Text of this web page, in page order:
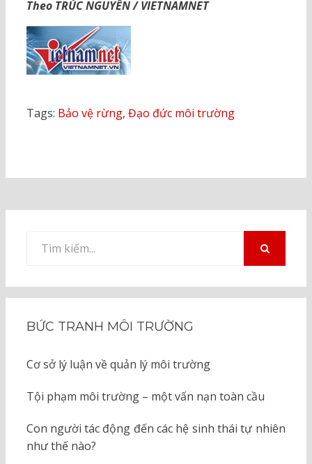
Theo TRÚC NGUYỄN / VIETNAMNET
Tags: Bảo vệ rừng, Đạo đức môi trường
kiếm
BỨC TRANH MÔI TRƯỜNG
Cơ sở lý luận về quản lý môi trường
Tội phạm môi trường – một vấn nạn toàn cầu
Con người tác động đến các hệ sinh thái tự nhiên
như thế nào?